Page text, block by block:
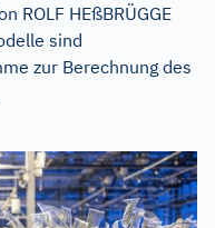
ROLF HEßBRÜGGE
sind
zur Berechnung des